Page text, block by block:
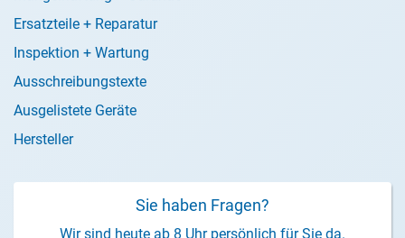
Ersatzteile + Reparatur
Inspektion + Wartung
Ausschreibungstexte
Ausgelistete Geräte
Hersteller
Sie haben Fragen?
Wir sind heute ab 8 Uhr persönlich für Sie da.